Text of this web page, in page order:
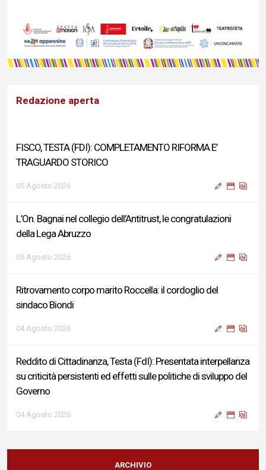
Redazione aperta
FISCO, TESTA (FDI): COMPLETAMENTO RIFORMA E’
TRAGUARDO STORICO
05 Agosto 2026
L’On. Bagnai nel collegio dell’Antitrust, le congratulazioni
della Lega Abruzzo
05 Agosto 2026
Ritrovamento corpo marito Roccella: il cordoglio del
sindaco Biondi
04 Agosto 2026
Reddito di Cittadinanza, Testa (FdI): Presentata interpellanza
su criticità persistenti ed effetti sulle politiche di sviluppo del
Governo
04 Agosto 2026
Sigismondi, Liris e Testa: “Profondo cordoglio e vicinanza al
Ministro Roccella e alla sua famiglia”
ARCHIVIO